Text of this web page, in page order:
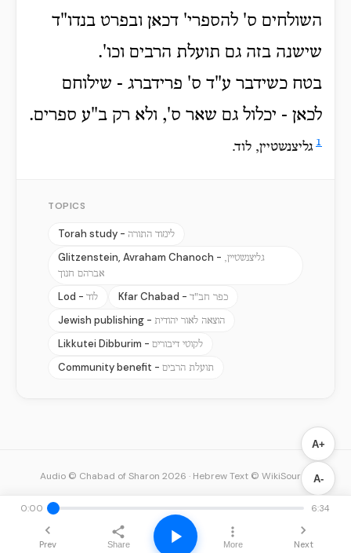
השולחים ס' להספרי' דכאן ובפרט בנדו"ד
שישנה בזה גם תועלת הרבים וכו'.
בטח כשידבר ע"ד ס' פרידברג - שילוחם
לכאן - יכלול גם שאר ס', ולא רק ב"ע ספרים.
1 גליצנשטיין, לוד.
TOPICS
Torah study - לימוד התורה
Glitzenstein, Avraham Chanoch -
גליצנשטיין,
אברהם חנוך
Lod - לוד Kfar Chabad - כפר חב"ד
Jewish publishing - הוצאה לאור יהודית
Likkutei Dibburim - לקוטי דיבורים
Community benefit - תועלת הרבים
A+
A-
0:00 6:34
Prev Share More Next
Audio © Chabad of Sharon 2026 · Hebrew Text © WikiSource